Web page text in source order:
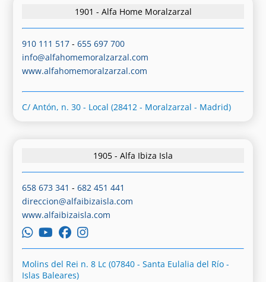
1901 - Alfa Home Moralzarzal
910 111 517 -655 697 700
info@alfahomemoralzarzal.com
www.alfahomemoralzarzal.com
C/ Antón, n. 30 - Local (28412 - Moralzarzal - Madrid)
1905 - Alfa Ibiza Isla
658 673 341 -682 451 441
direccion@alfaibizaisla.com
www.alfaibizaisla.com
Molins del Rei n. 8 Lc (07840 - Santa Eulalia del Río -
Islas Baleares)